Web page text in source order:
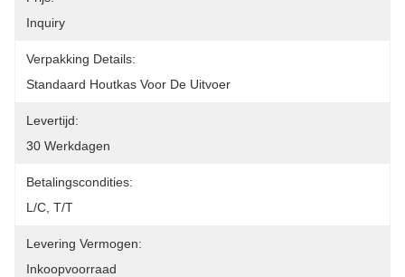
Inquiry
Verpakking Details:
Standaard Houtkas Voor De Uitvoer
Levertijd:
30 Werkdagen
Betalingscondities:
L/C, T/T
Levering Vermogen:
Inkoopvoorraad